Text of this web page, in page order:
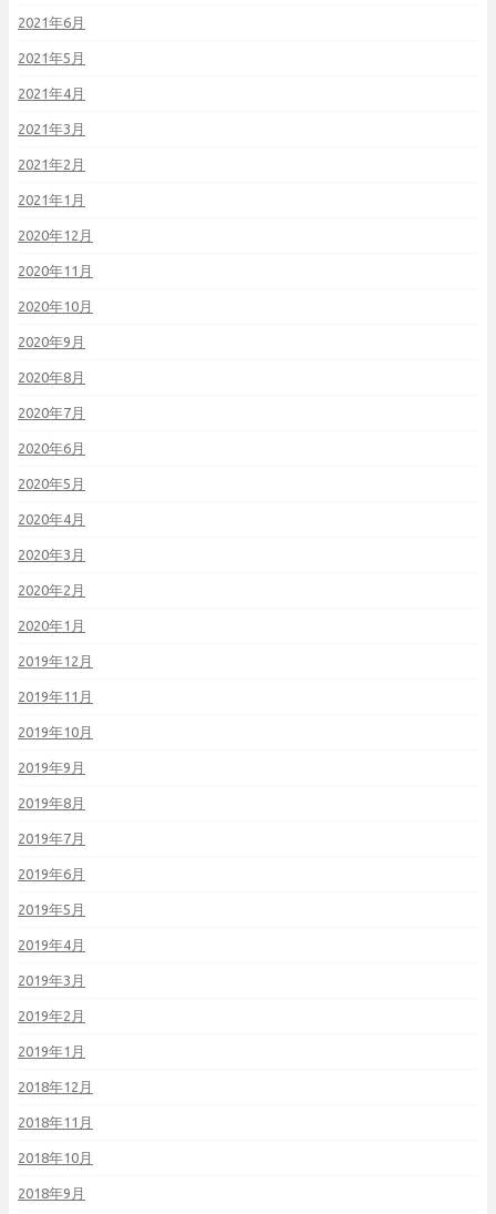
2021年6月
2021年5月
2021年4月
2021年3月
2021年2月
2021年1月
2020年12月
2020年11月
2020年10月
2020年9月
2020年8月
2020年7月
2020年6月
2020年5月
2020年4月
2020年3月
2020年2月
2020年1月
2019年12月
2019年11月
2019年10月
2019年9月
2019年8月
2019年7月
2019年6月
2019年5月
2019年4月
2019年3月
2019年2月
2019年1月
2018年12月
2018年11月
2018年10月
2018年9月